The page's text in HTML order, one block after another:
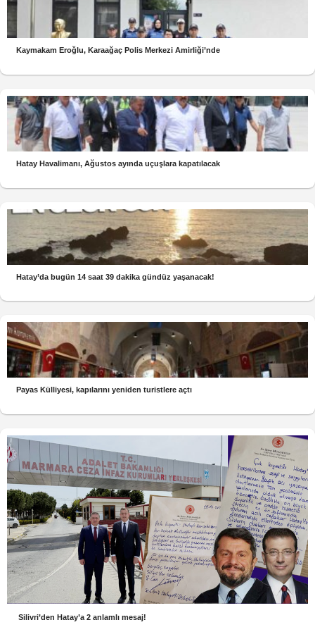
Kaymakam Eroğlu, Karaağaç Polis Merkezi Amirliği’nde
Hatay Havalimanı, Ağustos ayında uçuşlara kapatılacak
Hatay’da bugün 14 saat 39 dakika gündüz yaşanacak!
Payas Külliyesi, kapılarını yeniden turistlere açtı
Silivri’den Hatay’a 2 anlamlı mesaj!